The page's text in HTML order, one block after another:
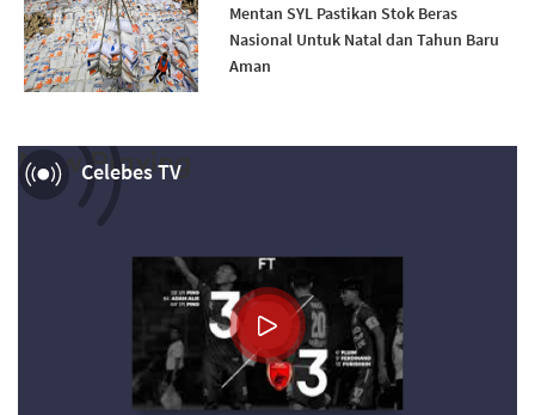
Mentan SYL Pastikan Stok Beras
Nasional Untuk Natal dan Tahun Baru
Aman
Celebes TV
Now Playing